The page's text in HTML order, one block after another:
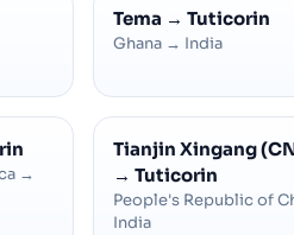
Tema → Tuticorin
Ghana → India
→
Tianjin Xingang
→ Tuticorin
People's Republic of
India